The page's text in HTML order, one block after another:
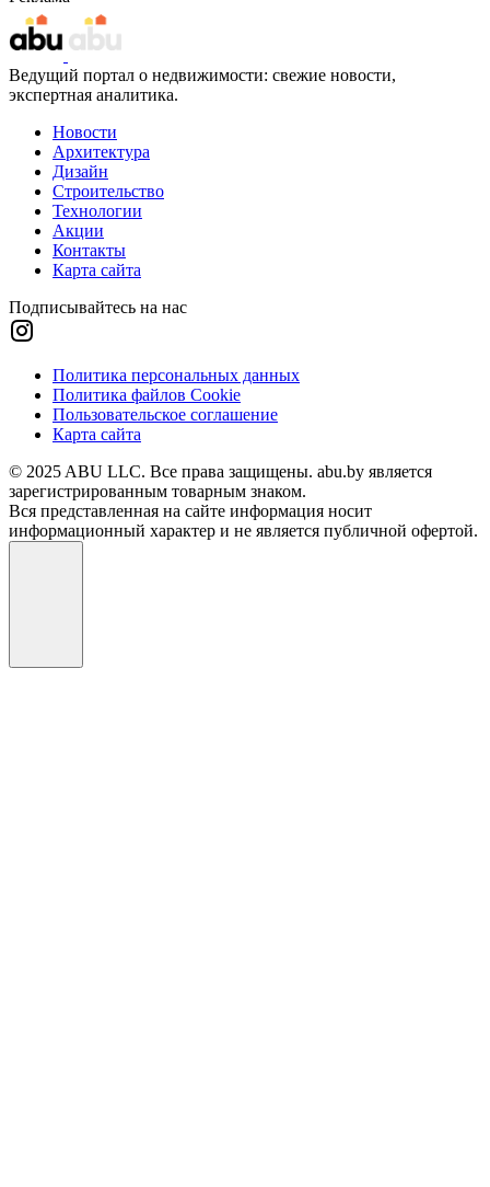
Ведущий портал о недвижимости: свежие новости,
экспертная аналитика.
Новости
Архитектура
Дизайн
Строительство
Технологии
Акции
Контакты
Карта сайта
Подписывайтесь на нас
Политика персональных данных
Политика файлов Cookie
Пользовательское соглашение
Карта сайта
© 2025 ABU LLC. Все права защищены. abu.by является
зарегистрированным товарным знаком.
Вся представленная на сайте информация носит
информационный характер и не является публичной офертой.